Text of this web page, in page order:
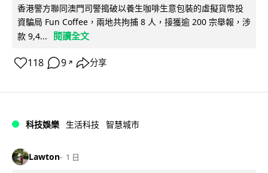
香港警方聯同澳門司警搗破以養生咖啡生意包裝的虛擬貨幣投
資騙局 Fun Coffee，兩地共拘捕 8 人，接獲逾 200 宗舉報，涉
款 9,4...
閱讀全文
118 9 ↗ 分享
科技娛樂 生活科技 智慧城市
Lawton 1 日